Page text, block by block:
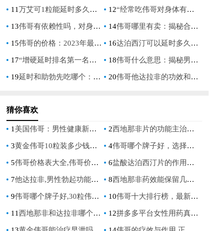
11万艾可1粒能延时多久：揭秘其效果与正确使用方法 12“经常吃伟哥对身体有哪些危害？深入了解其潜在影响”
13伟哥有依赖性吗，对身体有害吗？深入解析伟哥的副作用与依赖性问题 14伟哥哪里有卖：揭秘合法购买渠道与注意事项
15伟哥的价格：2023年最新市场分析与购买指南 16达泊西汀可以延时多久：深入解析其效果与使用指南
17“增硬延时排名第一名：揭秘男性健康市场的冠军产品” 18伟哥什么意思：揭秘男性健康领域的热门话题
19延时和助勃先吃哪个：男性健康的正确选择指南 20伟哥他达拉非的功效和作用：男性健康新选择
猜你喜欢
1 美国伟哥：男性健康新选择 2西地那非片的功能主治及使用方法详解
3黄金伟哥10粒装多少钱一盒,价格查询,功效说明,购买渠道,用户评价 4伟哥哪个牌子好，选择高质量伟哥的指南
5伟哥价格表大全,伟哥价格表大全：最新市场价格对比与购买指南 6盐酸达泊西汀片的作用与功效,正确服用方法及副作用详解
7他达拉非,男性勃起功能障碍的最佳选择,安全有效,长效36小时 8西地那非药效能保留几小时,详细解析药效持续时间及影响因素
9伟哥哪个牌子好,30粒伟哥价格表全面解析 10伟哥十大排行榜，最新男性健康药物推荐
11西地那非和达拉非哪个好用,西地那非和达拉非哪个更有效？ 12拼多多平台女性用药真伪辨别指南